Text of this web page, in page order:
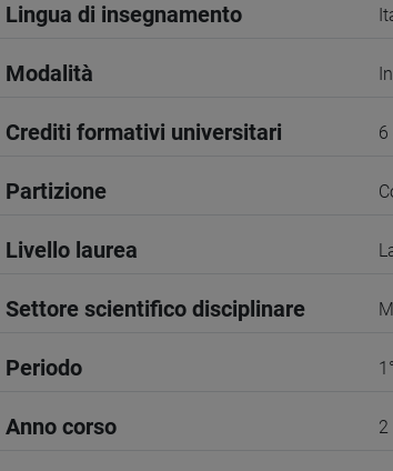
Lingua di insegnamento
Modalità
Crediti formativi universitari 6
Partizione
Livello laurea
Settore scientifico disciplinare
Periodo
Anno corso 2